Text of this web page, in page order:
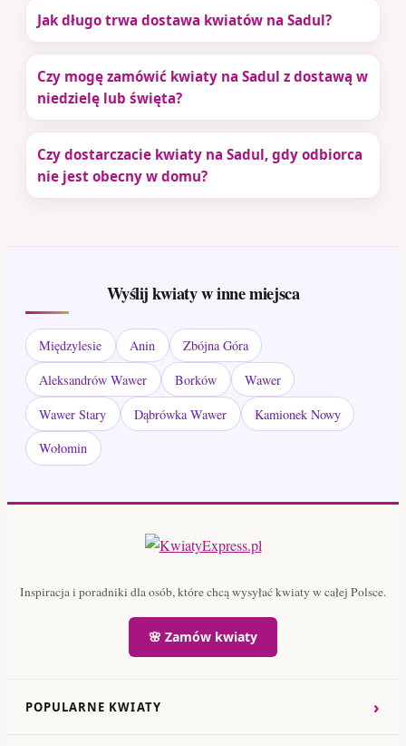
Jak długo trwa dostawa kwiatów na Sadul?
Czy mogę zamówić kwiaty na Sadul z dostawą w
niedzielę lub święta?
Czy dostarczacie kwiaty na Sadul, gdy odbiorca
nie jest obecny w domu?
Wyślij kwiaty w inne miejsca
Międzylesie Anin
Zbójna Góra
Aleksandrów Wawer
Borków
Wawer
Wawer Stary
Dąbrówka Wawer
Kamionek Nowy
Wołomin
Inspiracja i poradniki dla osób, które chcą wysyłać kwiaty w całej Polsce.
🌸 Zamów kwiaty
POPULARNE KWIATY ›